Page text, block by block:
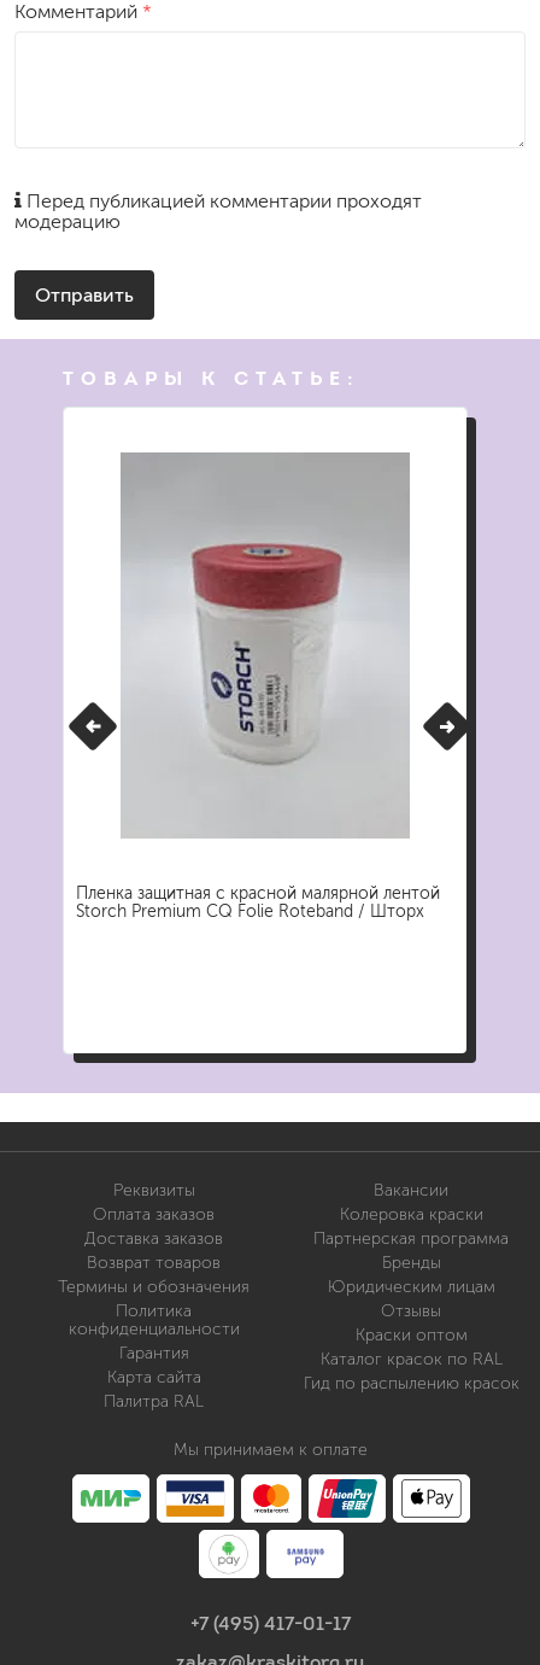
Комментарий *
Перед публикацией комментарии проходят
модерацию
Отправить
ТОВАРЫ К СТАТЬЕ:
Пленка защитная с красной малярной лентой
Storch Premium CQ Folie Roteband / Шторх
Реквизиты
Оплата заказов
Доставка заказов
Возврат товаров
Термины и обозначения
Политика
конфиденциальности
Гарантия
Карта сайта
Палитра RAL
Вакансии
Колеровка краски
Партнерская программа
Бренды
Юридическим лицам
Отзывы
Краски оптом
Каталог красок по RAL
Гид по распылению красок
Мы принимаем к оплате
+7 (495) 417-01-17